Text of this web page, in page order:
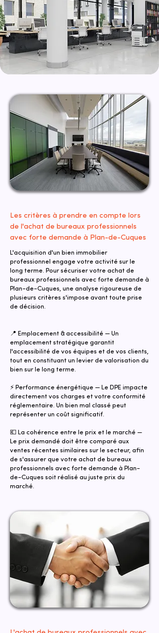
Les critères à prendre en compte lors
de l'achat de bureaux professionnels
avec forte demande à Plan-de-Cuques
L'acquisition d'un bien immobilier
professionnel engage votre activité sur le
long terme. Pour sécuriser votre achat de
bureaux professionnels avec forte demande à
Plan-de-Cuques, une analyse rigoureuse de
plusieurs critères s'impose avant toute prise
de décision.
📍 Emplacement & accessibilité — Un
emplacement stratégique garantit
l'accessibilité de vos équipes et de vos clients,
tout en constituant un levier de valorisation du
bien sur le long terme.
⚡ Performance énergétique — Le DPE impacte
directement vos charges et votre conformité
réglementaire. Un bien mal classé peut
représenter un coût significatif.
💶 La cohérence entre le prix et le marché —
Le prix demandé doit être comparé aux
ventes récentes similaires sur le secteur, afin
de s'assurer que votre achat de bureaux
professionnels avec forte demande à Plan-
de-Cuques soit réalisé au juste prix du
marché.